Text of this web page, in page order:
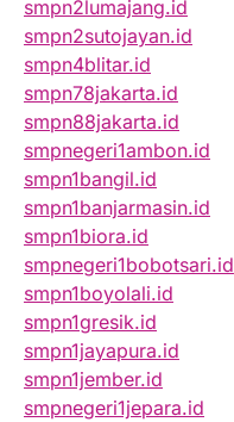
smpn2lumajang.id
smpn2sutojayan.id
smpn4blitar.id
smpn78jakarta.id
smpn88jakarta.id
smpnegeri1ambon.id
smpn1bangil.id
smpn1banjarmasin.id
smpn1biora.id
smpnegeri1bobotsari.id
smpn1boyolali.id
smpn1gresik.id
smpn1jayapura.id
smpn1jember.id
smpnegeri1jepara.id